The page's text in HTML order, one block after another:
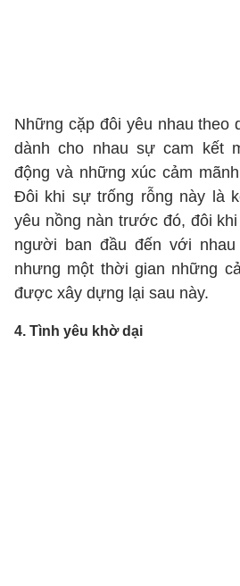
Những cặp đôi yêu nhau theo
dành cho nhau sự cam kết
động và những xúc cảm
Đôi khi sự trống rỗng này là
yêu nồng nàn trước đó, đôi
người ban đầu đến với
nhưng một thời gian những
được xây dựng lại sau này.
4. Tình yêu khờ dại